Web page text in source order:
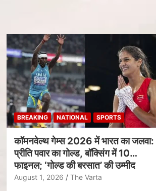
BREAKING NATIONAL SPORTS
कॉमनवेल्थ गेम्स 2026 में भारत का जलवा:
प्रीति पवार का गोल्ड, बॉक्सिंग में 10
फाइनल; ‘गोल्ड की बरसात’ की उम्मीद
August 1, 2026 The Varta